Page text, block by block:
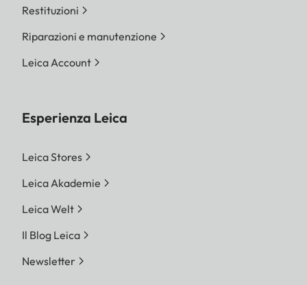
Restituzioni
Riparazioni e manutenzione
Leica Account
Esperienza Leica
Leica Stores
Leica Akademie
Leica Welt
Il Blog Leica
Newsletter